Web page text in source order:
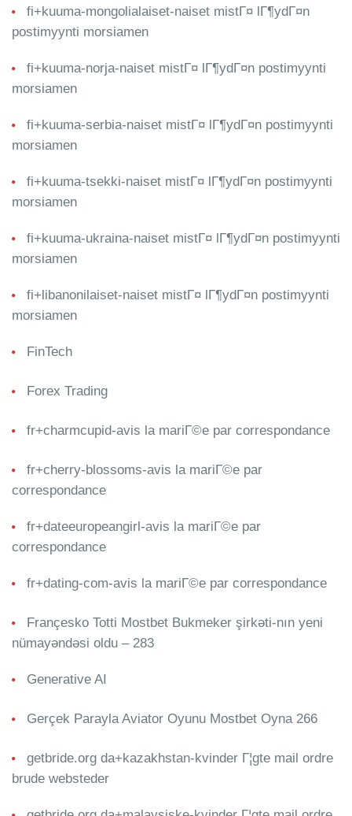
fi+kuuma-mongolialaiset-naiset mistГ¤ lГ¶ydГ¤n
postimyynti morsiamen
fi+kuuma-norja-naiset mistГ¤ lГ¶ydГ¤n postimyynti
morsiamen
fi+kuuma-serbia-naiset mistГ¤ lГ¶ydГ¤n postimyynti
morsiamen
fi+kuuma-tsekki-naiset mistГ¤ lГ¶ydГ¤n postimyynti
morsiamen
fi+kuuma-ukraina-naiset mistГ¤ lГ¶ydГ¤n postimyynti
morsiamen
fi+libanonilaiset-naiset mistГ¤ lГ¶ydГ¤n postimyynti
morsiamen
FinTech
Forex Trading
fr+charmcupid-avis la mariГ©e par correspondance
fr+cherry-blossoms-avis la mariГ©e par
correspondance
fr+dateeuropeangirl-avis la mariГ©e par
correspondance
fr+dating-com-avis la mariГ©e par correspondance
Françesko Totti Mostbet Bukmeker şirkəti-nın yeni
nümayəndəsi oldu – 283
Generative AI
Gerçek Parayla Aviator Oyunu Mostbet Oyna 266
getbride.org da+kazakhstan-kvinder Г¦gte mail ordre
brude websteder